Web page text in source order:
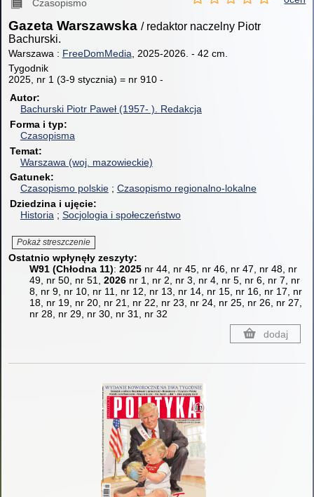
Czasopismo
Gazeta Warszawska / redaktor naczelny Piotr
Bachurski.
Warszawa : FreeDomMedia , 2025-2026. - 42 cm.
Tygodnik
2025, nr 1 (3-9 stycznia) = nr 910 -
Autor
Bachurski Piotr Paweł (1957- ). Redakcja
Forma i typ
Czasopisma
Temat
Warszawa (woj. mazowieckie)
Gatunek
Czasopismo polskie
Czasopismo regionalno-lokalne
Dziedzina i ujęcie
Historia
Socjologia i społeczeństwo
Pokaż streszczenie
Ostatnio wpłynęły zeszyty:
W91 (Chłodna 11): 2025nr 44, nr 45, nr 46, nr 47, nr 48, nr
49, nr 50, nr 51, 2026nr 1, nr 2, nr 3, nr 4, nr 5, nr 6, nr 7, nr
8, nr 9, nr 10, nr 11, nr 12, nr 13, nr 14, nr 15, nr 16, nr 17, nr
18, nr 19, nr 20, nr 21, nr 22, nr 23, nr 24, nr 25, nr 26, nr 27,
nr 28, nr 29, nr 30, nr 31, nr 32
dodaj